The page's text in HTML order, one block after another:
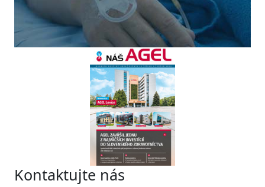
Kontaktujte nás